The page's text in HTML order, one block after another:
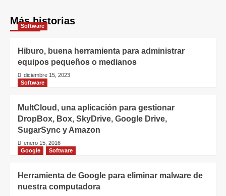
Más historias
Software
Hiburo, buena herramienta para administrar
equipos pequeños o medianos
diciembre 15, 2023
Software
MultCloud, una aplicación para gestionar
DropBox, Box, SkyDrive, Google Drive,
SugarSync y Amazon
enero 15, 2016
Google
Software
Herramienta de Google para eliminar malware de
nuestra computadora